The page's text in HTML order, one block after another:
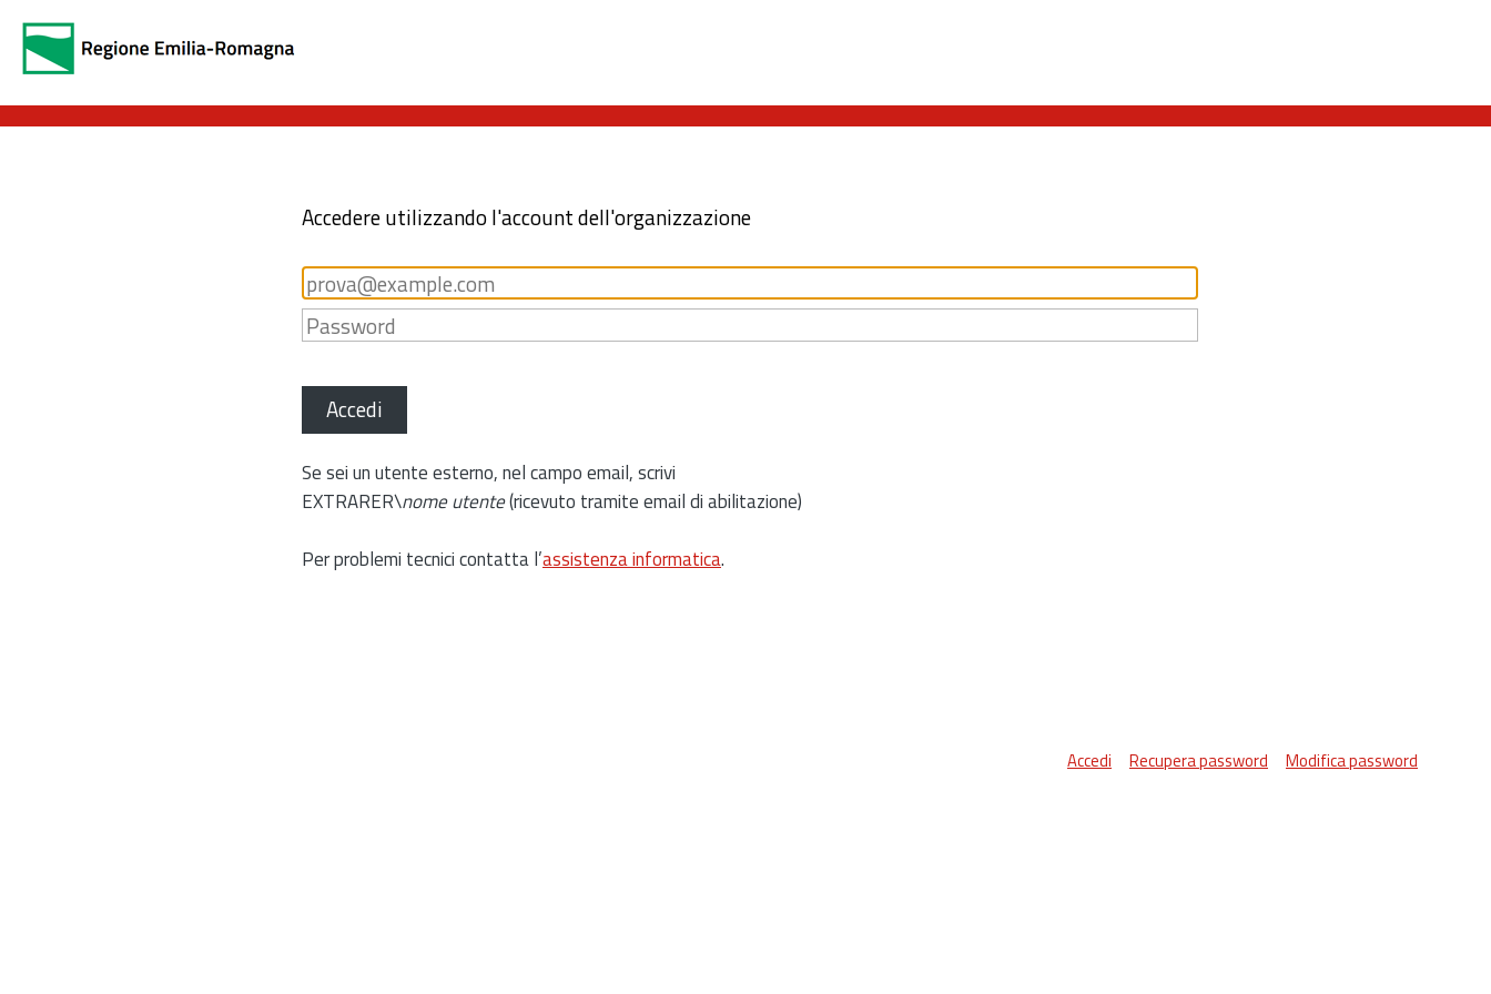
Accedere utilizzando l'account dell'organizzazione
Accedi
Se sei un utente esterno, nel campo email, scrivi
EXTRARER\nome utente(ricevuto tramite email di abilitazione)
Per problemi tecnici contatta l’assistenza informatica.
Accedi Recupera password Modifica password